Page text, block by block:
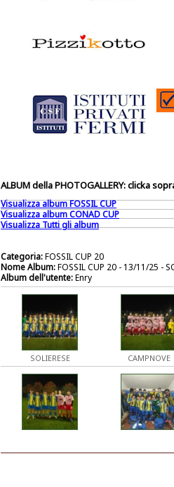
ALBUM della PHOTOGALLERY: clicka
Visualizza album FOSSIL CUP
Visualizza album CONAD CUP
Visualizza Tutti gli album
Categoria:FOSSIL CUP 20
Nome Album:FOSSIL CUP 20 - 13/11/25 -
Album dell'utente:Enry
SOLIERESE CAMPNOVE